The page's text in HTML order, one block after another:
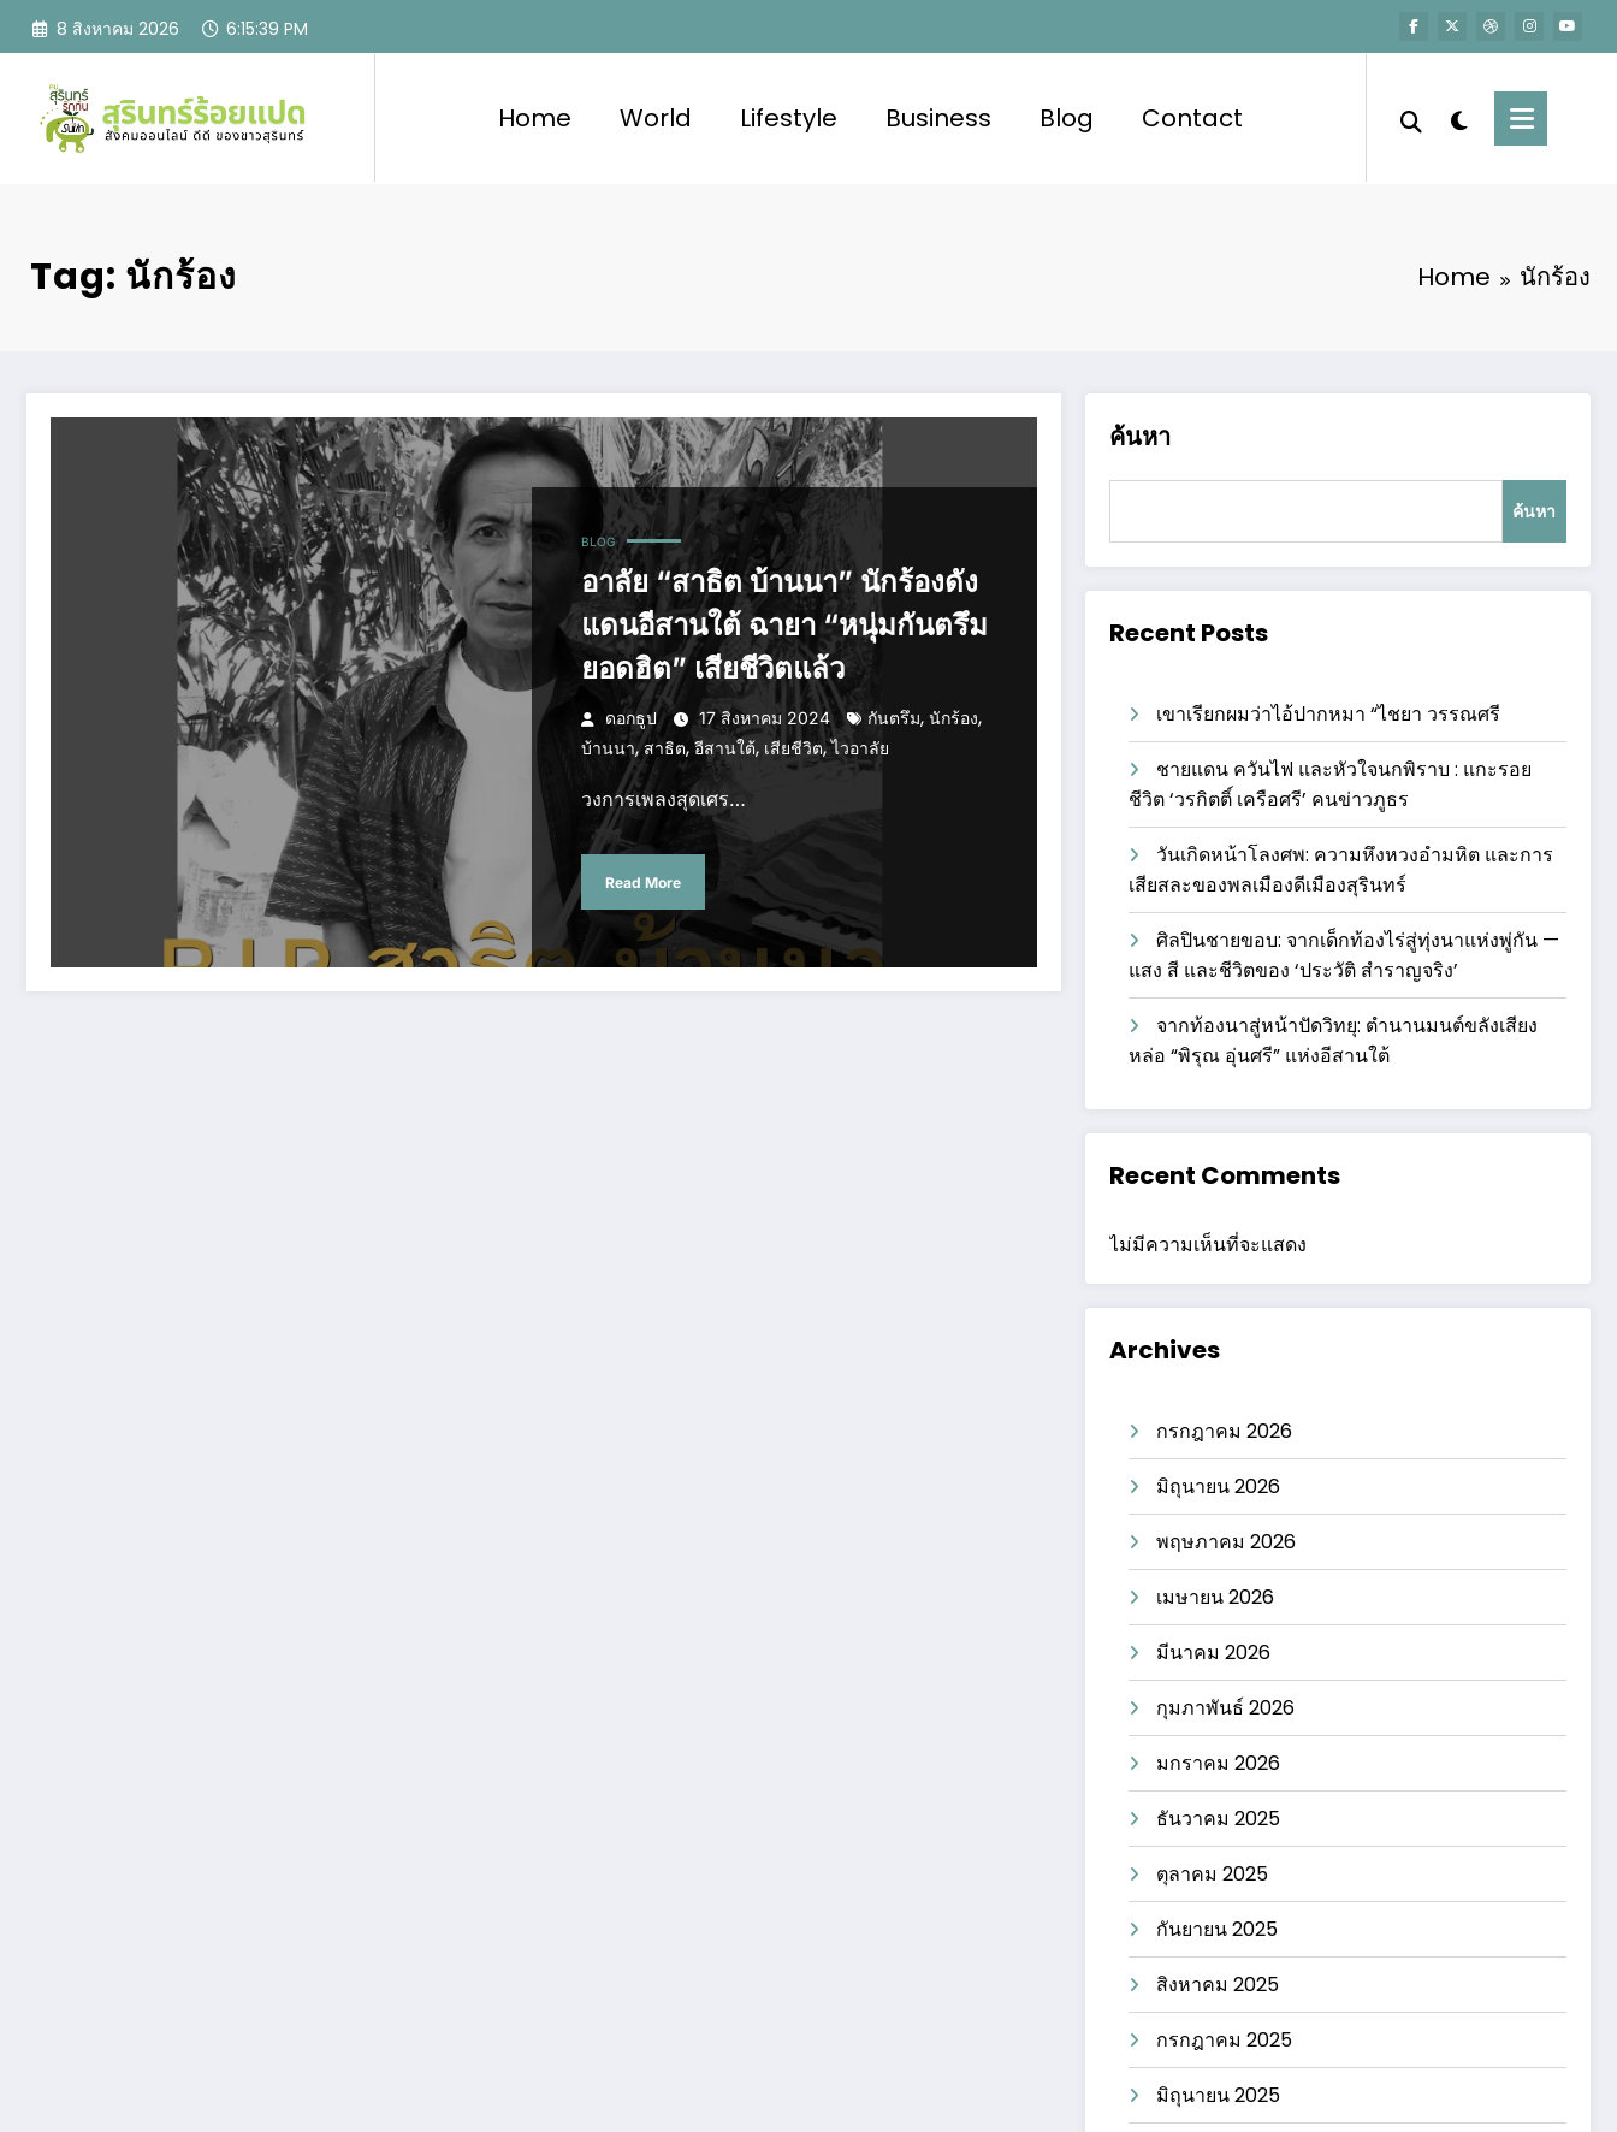
Skip
8 สิงหาคม 2026 6:15:40 PM
Home World Lifestyle Business Blog Contact
Tag: นักร้อง Home นักร้อง
BLOG
อาลัย “สาธิต บ้านนา” นักร้องดัง
แดนอีสานใต้ ฉายา “หนุ่มกันตรึม
ยอดฮิต” เสียชีวิตแล้ว
ดอกธูป 17 สิงหาคม 2024 กันตรึม, นักร้อง,
บ้านนา,สาธิต, อีสานใต้, เสียชีวิต,ไวอาลัย
วงการเพลงสุดเศร…
Read More
ค้นหา
ค้นหา
Recent Posts
เขาเรียกผมว่าไอ้ปากหมา “ไชยา วรรณศรี
ชายแดน ควันไฟ และหัวใจนกพิราบ : แกะรอย
ชีวิต ‘วรกิตติ์ เครือศรี’ คนข่าวภูธร
วันเกิดหน้าโลงศพ: ความหึงหวงอำมหิต และการ
เสียสละของพลเมืองดีเมืองสุรินทร์
ศิลปินชายขอบ: จากเด็กท้องไร่สู่ทุ่งนาแห่งพู่กัน —
แสง สี และชีวิตของ ‘ประวัติ สำราญจริง’
จากท้องนาสู่หน้าปัดวิทยุ: ตำนานมนต์ขลังเสียง
หล่อ “พิรุณ อุ่นศรี” แห่งอีสานใต้
Recent Comments
ไม่มีความเห็นที่จะแสดง
Archives
กรกฎาคม 2026
มิถุนายน 2026
พฤษภาคม 2026
เมษายน 2026
มีนาคม 2026
กุมภาพันธ์ 2026
มกราคม 2026
ธันวาคม 2025
ตุลาคม 2025
กันยายน 2025
สิงหาคม 2025
กรกฎาคม 2025
มิถุนายน 2025